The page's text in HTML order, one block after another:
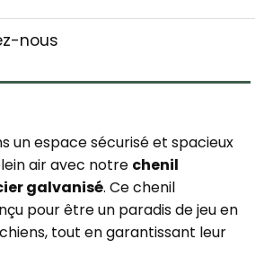
nous
un espace sécurisé et spacieux
air avec notre chenil
galvanisé. Ce chenil
pour être un paradis de jeu en
tout en garantissant leur